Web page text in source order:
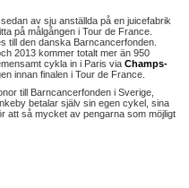
av sju anställda på en juicefabrik
på målgången i Tour de France.
till den danska Barncancerfonden.
2013 kommer totalt mer än 950
cykla in i Paris via Champs-
innan finalen i Tour de France.
till Barncancerfonden i Sverige,
betalar själv sin egen cykel, sina
att så mycket av pengarna som möjligt